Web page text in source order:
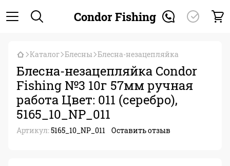
Condor Fishing
Каталог Блесны Блесна-незацепляйка
Блесна-незацепляйка Condor
Fishing №3 10г 57мм ручная
работа Цвет: 011 (серебро),
5165_10_NP_011
Артикул:5165_10_NP_011 Оставить отзыв